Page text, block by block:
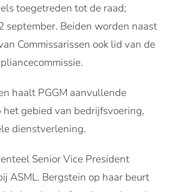
toegetreden tot de raad;
september. Beiden worden naast
Commissarissen ook lid van de
haalt PGGM aanvullende
het gebied van bedrijfsvoering,
dienstverlening.
Senior Vice President
ASML. Bergstein op haar beurt